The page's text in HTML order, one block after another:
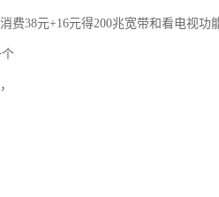
38元+16元得200兆宽带和看电视功
个